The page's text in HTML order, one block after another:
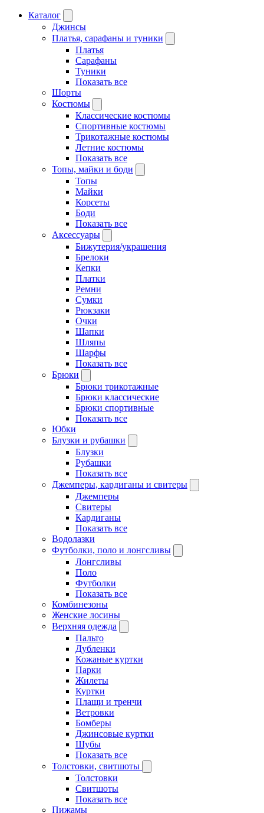
Каталог
Джинсы
Платья, сарафаны и туники
Платья
Сарафаны
Туники
Показать все
Шорты
Костюмы
Классические костюмы
Спортивные костюмы
Трикотажные костюмы
Летние костюмы
Показать все
Топы, майки и боди
Топы
Майки
Корсеты
Боди
Показать все
Аксессуары
Бижутерия/украшения
Брелоки
Кепки
Платки
Ремни
Сумки
Рюкзаки
Очки
Шапки
Шляпы
Шарфы
Показать все
Брюки
Брюки трикотажные
Брюки классические
Брюки спортивные
Показать все
Юбки
Блузки и рубашки
Блузки
Рубашки
Показать все
Джемперы, кардиганы и свитеры
Джемперы
Свитеры
Кардиганы
Показать все
Водолазки
Футболки, поло и лонгсливы
Лонгсливы
Поло
Футболки
Показать все
Комбинезоны
Женские лосины
Верхняя одежда
Пальто
Дубленки
Кожаные куртки
Парки
Жилеты
Куртки
Плащи и тренчи
Ветровки
Бомберы
Джинсовые куртки
Шубы
Показать все
Толстовки, свитшоты
Толстовки
Свитшоты
Показать все
Пижамы